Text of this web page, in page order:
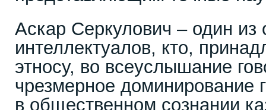
Аскар Серкулович – один из
интеллектуалов, кто,
этносу, во всеуслышание
чрезмерное доминирование
в общественном сознании